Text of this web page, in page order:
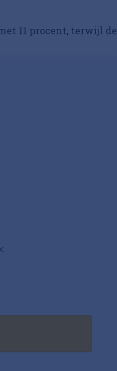
11 procent, terwijl de